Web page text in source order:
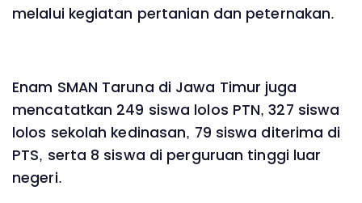
melalui kegiatan pertanian dan peternakan.
Enam SMAN Taruna di Jawa Timur juga
mencatatkan 249 siswa lolos PTN, 327 siswa
lolos sekolah kedinasan, 79 siswa diterima di
PTS, serta 8 siswa di perguruan tinggi luar
negeri.